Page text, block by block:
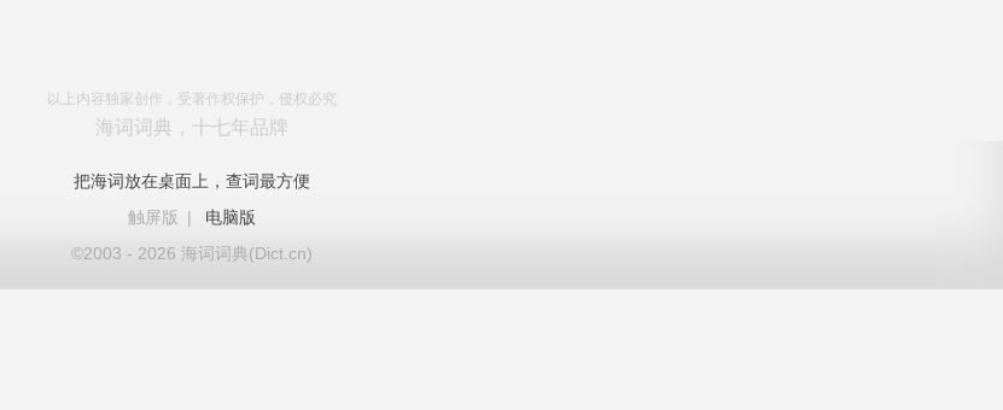
以上内容独家创作，受著作权保护，侵权必究
海词词典，十七年品牌
把海词放在桌面上，查词最方便
触屏版
|
电脑版
©2003 - 2026 海词词典(Dict.cn)